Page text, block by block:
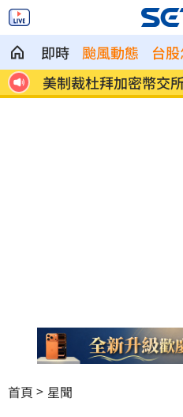
即時 颱風動態 台
互
美制裁杜拜加密幣交
隊
首頁 星聞